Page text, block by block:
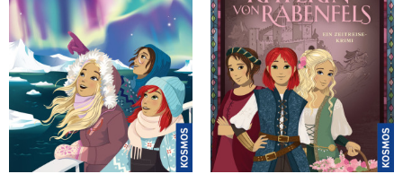
Vogel, Kirsten
Die drei !!!, 121, Abenteuer Arktis
Vogel, Kirsten
Die drei !!!, Die Ritterin von
Rabenfels